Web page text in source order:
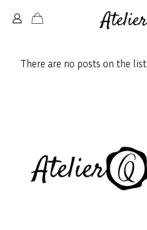
There are no posts on the list.